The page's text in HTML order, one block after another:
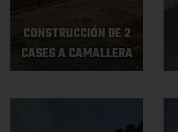
CONSTRUCCIÓN DE 2
CASES A CAMALLERA